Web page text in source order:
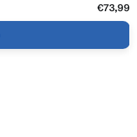
€73,99